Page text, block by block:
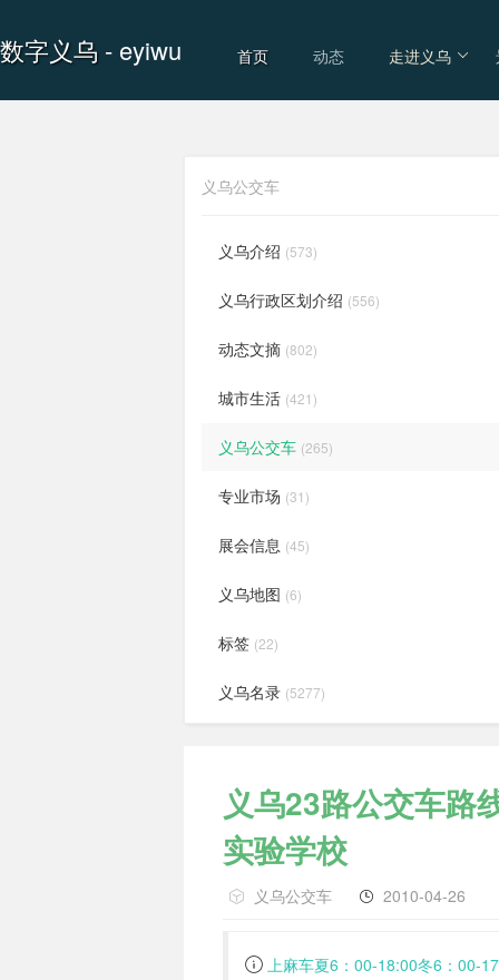
数字义乌 - eyiwu 首页 动态 走进义乌
义乌公交车
义乌介绍 (573)
义乌行政区划介绍 (556)
动态文摘 (802)
城市生活 (421)
义乌公交车 (265)
专业市场 (31)
展会信息 (45)
义乌地图 (6)
标签 (22)
义乌名录 (5277)
义乌23路公交车路
实验学校
义乌公交车 2010-04-26
上麻车夏6：00-18:00冬6：00-